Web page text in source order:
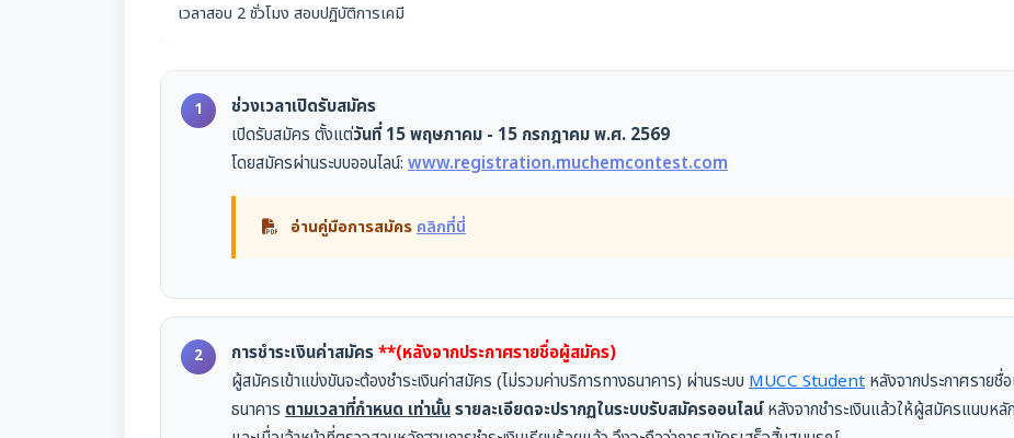
เวลาสอบ 2 ชั่วโมง สอบปฏิบัติการเคมี
ช่วงเวลาเปิดรับสมัคร
เปิดรับสมัคร ตั้งแต่วันที่ 15 พฤษภาคม - 15 กรกฎาคม พ.ศ. 2569
โดยสมัครผ่านระบบออนไลน์: www.registration.muchemcontest.com
อ่านคู่มือการสมัครคลิกที่นี่
การชำระเงินค่าสมัคร**(หลังจากประกาศรายชื่อผู้สมัคร)
ผู้สมัครเข้าแข่งขันจะต้องชำระเงินค่าสมัคร (ไม่รวมค่าบริการทางธนาคาร) ผ่านระบบ MUCC Student หลังจากประกาศรายชื่
ธนาคาร ตามเวลาที่กำหนด เท่านั้นรายละเอียดจะปรากฏในระบบรับสมัครออนไลน์หลังจากชำระเงินแล้วให้ผู้สมัครแนบหลั